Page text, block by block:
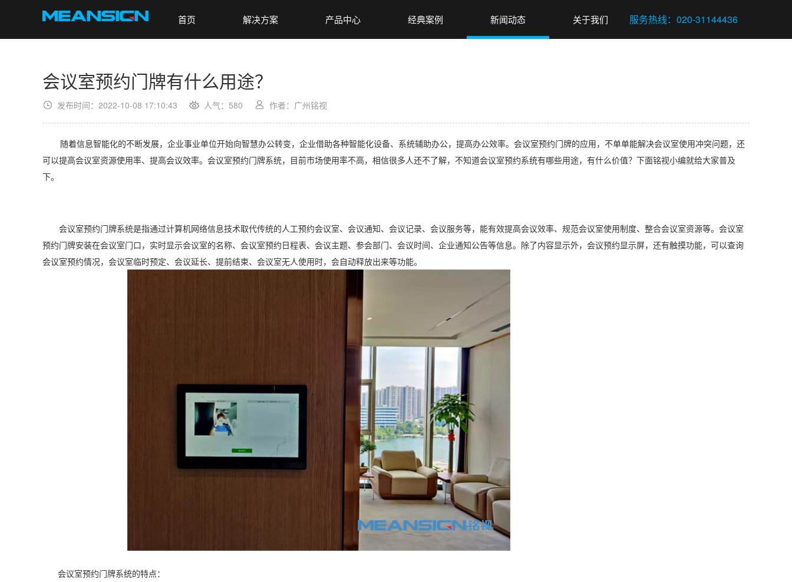
首页 解决方案 产品中心 经典案例 新闻动态 关于我们
会议室预约门牌有什么用途？
发布时间：2022-10-08 17:10:43 人气： 580 作者：广州铭视
随着信息智能化的不断发展，企业事业单位开始向智慧办公转变，企业借助各种智能化设备、系统辅助办公，提高办公效率。会议室预约门牌的应用，不单单能解决会议室使用冲突问题，还
可以提高会议室资源使用率、提高会议效率。会议室预约门牌系统，目前市场使用率不高，相信很多人还不了解，不知道会议室预约系统有哪些用途，有什么价值？下面铭视小编就给大家普及
下。
会议室预约门牌系统是指通过计算机网络信息技术取代传统的人工预约会议室、会议通知、会议记录、会议服务等，能有效提高会议效率、规范会议室使用制度、整合会议室资源等。会议室
预约门牌安装在会议室门口，实时显示会议室的名称、会议室预约日程表、会议主题、参会部门、会议时间、企业通知公告等信息。除了内容显示外，会议预约显示屏，还有触摸功能，可以查询
会议室预约情况，会议室临时预定、会议延长、提前结束、会议室无人使用时，会自动释放出来等功能。
会议室预约门牌系统的特点：